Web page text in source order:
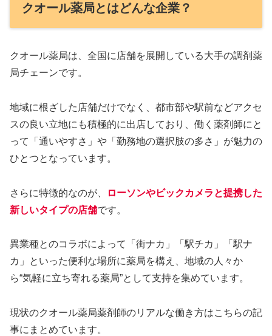
クオール薬局とはどんな企業？
クオール薬局は、全国に店舗を展開している大手の調剤薬
局チェーンです。
地域に根ざした店舗だけでなく、都市部や駅前などアクセ
スの良い立地にも積極的に出店しており、働く薬剤師にと
って「通いやすさ」や「勤務地の選択肢の多さ」が魅力の
ひとつとなっています。
さらに特徴的なのが、
ローソンやビックカメラと提携した
新しいタイプの店舗です。
異業種とのコラボによって「街ナカ」「駅チカ」「駅ナ
カ」といった便利な場所に薬局を構え、地域の人々か
ら“気軽に立ち寄れる薬局”として支持を集めています。
現状のクオール薬局薬剤師のリアルな働き方はこちらの記
事にまとめています。